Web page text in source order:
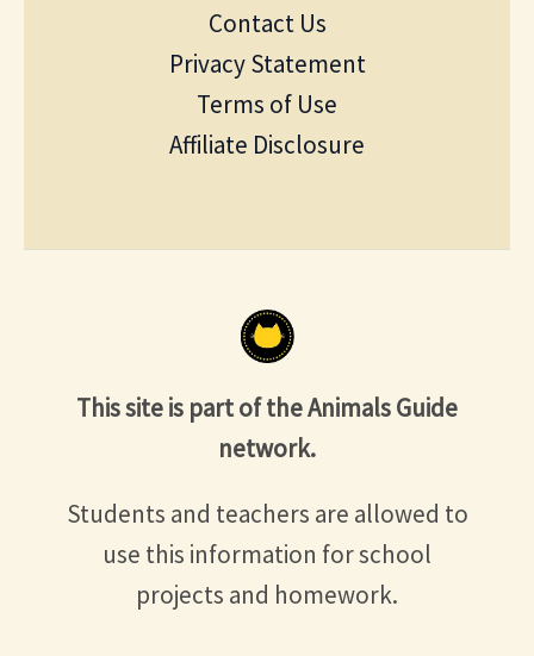
Contact Us
Privacy Statement
Terms of Use
Affiliate Disclosure
This site is part of the Animals Guide
network.
Students and teachers are allowed to
use this information for school
projects and homework.